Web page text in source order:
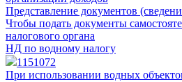
Представление документов
Чтобы подать документы
налогового органа
НД по водному налогу
1151072
При использовании водных